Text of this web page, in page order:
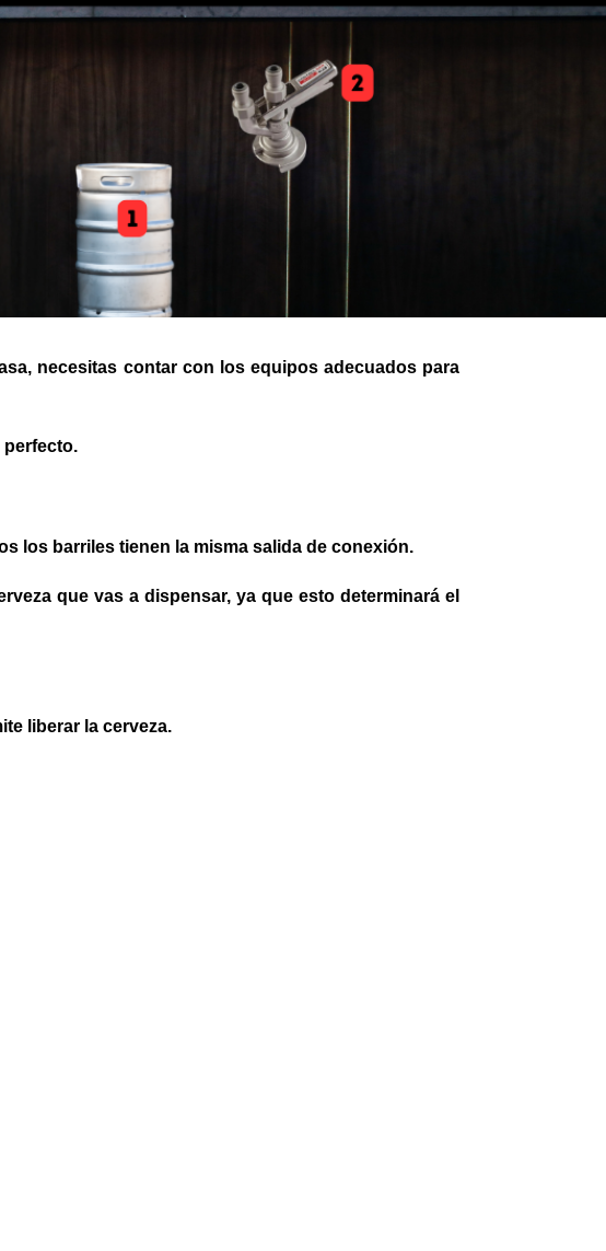
necesitas contar con los equipos adecuados para
perfecto.
los barriles tienen la misma salida de conexión.
que vas a dispensar, ya que esto determinará el
liberar la cerveza.